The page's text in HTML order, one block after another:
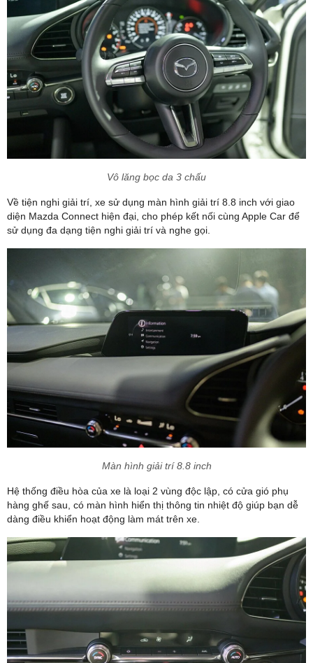
Vô lăng bọc da 3 chấu
Về tiện nghi giải trí, xe sử dụng màn hình giải trí 8.8 inch với giao
diện Mazda Connect hiện đại, cho phép kết nối cùng Apple Car để
sử dụng đa dạng tiện nghi giải trí và nghe gọi.
Màn hình giải trí 8.8 inch
Hệ thống điều hòa của xe là loại 2 vùng độc lập, có cửa gió phụ
hàng ghế sau, có màn hình hiển thị thông tin nhiệt độ giúp bạn dễ
dàng điều khiển hoạt động làm mát trên xe.